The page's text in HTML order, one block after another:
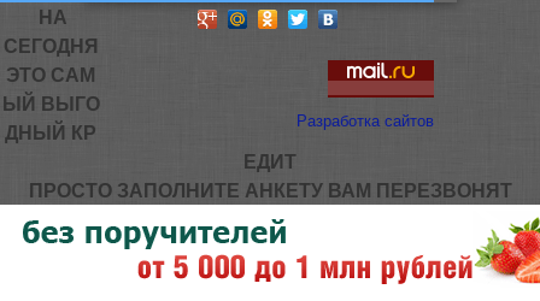
Разработка сайтов
НА
СЕГОДНЯ
ЭТО САМ
ЫЙ ВЫГО
ДНЫЙ КР
ЕДИТ
ПРОСТО ЗАПОЛНИТЕ АНКЕТУ ВАМ ПЕРЕЗВОНЯТ